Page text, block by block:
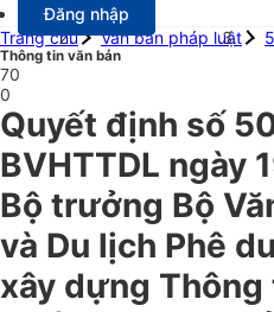
Đăng nhập
Trang chủ
Văn bản pháp luật
Thông tin văn bản
70
0
Quyết định số
BVHTTDL ngày
Bộ trưởng Bộ
và Du lịch Phê
xây dựng